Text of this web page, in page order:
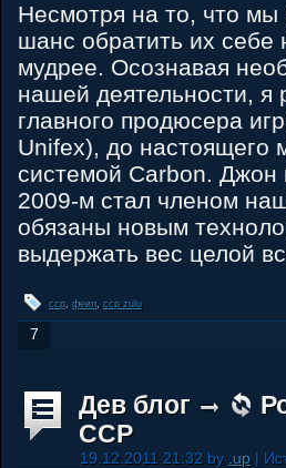
Несмотря на то, что
шанс обратить их себе
мудрее. Осознавая
нашей деятельности, я
главного продюсера
Unifex), до настоящего
системой Carbon. Джон
2009-м стал членом
обязаны новым
выдержать вес целой
ccp, феил, ccp zulu
7
Дев блог
CCP
19.12.2011 21:32 by .up |